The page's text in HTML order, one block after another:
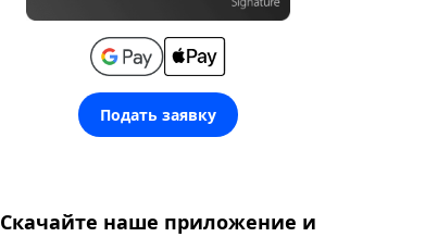
Подать заявку
Скачайте наше приложение и